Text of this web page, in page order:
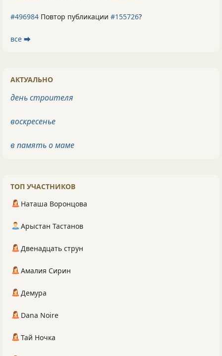
#496984 Повтор публикации #155726?
все ⮕
АКТУАЛЬНО
день строителя
воскресенье
в память о маме
ТОП УЧАСТНИКОВ
Наташа Воронцова
Арыстан Тастанов
Двенадцать струн
Амалия Сирин
Демура
Dana Noire
Тай Ночка